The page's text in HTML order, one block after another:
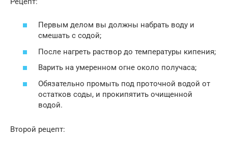
Первым делом вы должны набрать воду и
смешать с содой;
После нагреть раствор до температуры кипения;
Варить на умеренном огне около получаса;
Обязательно промыть под проточной водой от
остатков соды, и прокипятить очищенной
водой.
Второй рецепт: